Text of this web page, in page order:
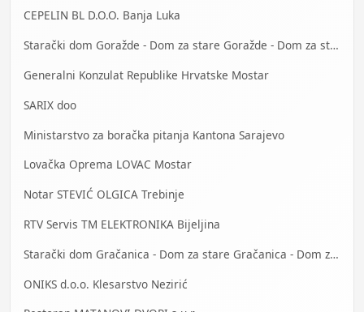
CEPELIN BL D.O.O. Banja Luka
Starački dom Goražde - Dom za stare Goražde - Dom za stara lica Goražde
Generalni Konzulat Republike Hrvatske Mostar
SARIX doo
Ministarstvo za boračka pitanja Kantona Sarajevo
Lovačka Oprema LOVAC Mostar
Notar STEVIĆ OLGICA Trebinje
RTV Servis TM ELEKTRONIKA Bijeljina
Starački dom Gračanica - Dom za stare Gračanica - Dom za stara lica Gračanica
ONIKS d.o.o. Klesarstvo Nezirić